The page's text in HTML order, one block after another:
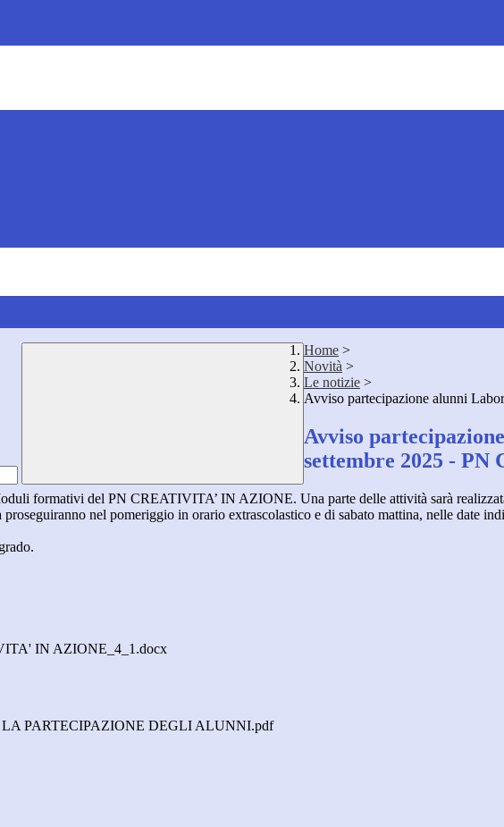
Home >
Novità >
Le notizie >
Avviso partecipazione alunni
Avviso
settembre 2025 - PN
formativi del PN CREATIVITA’ IN AZIONE. Una parte delle attività sarà
nel pomeriggio in orario extrascolastico e di sabato mattina, nelle date
IN AZIONE_4_1.docx
PARTECIPAZIONE DEGLI ALUNNI.pdf